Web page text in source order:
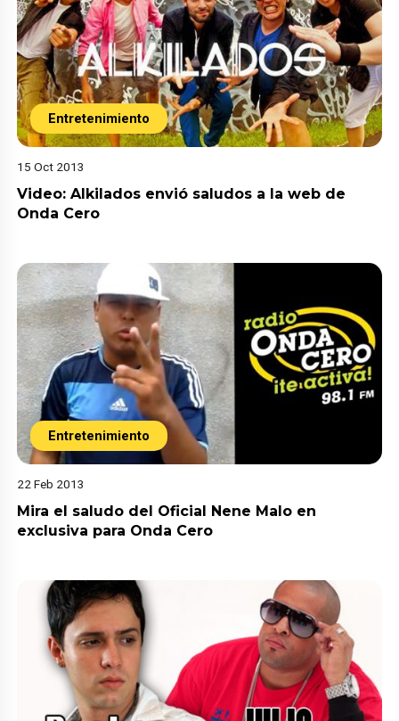
Entretenimiento
15 Oct 2013
Video: Alkilados envió saludos a la web de
Onda Cero
Entretenimiento
22 Feb 2013
Mira el saludo del Oficial Nene Malo en
exclusiva para Onda Cero